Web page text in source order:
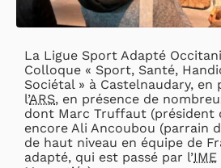
La Ligue Sport Adapté
Colloque « Sport, Santé,
Sociétal » à Castelnaudary, en
l’ARS, en présence de
dont Marc Truffaut (président
encore Ali Ancoubou (parrain
de haut niveau en équipe de
adapté, qui est passé par l’IME